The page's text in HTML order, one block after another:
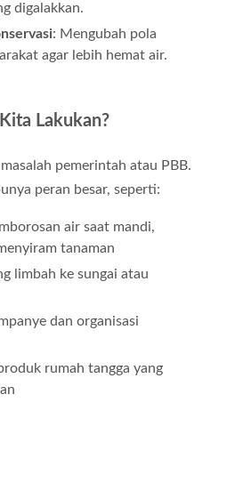
digalakkan.
: Mengubah pola
agar lebih hemat air.
Lakukan?
pemerintah atau PBB.
peran besar, seperti:
air saat mandi,
tanaman
limbah ke sungai atau
dan organisasi
rumah tangga yang